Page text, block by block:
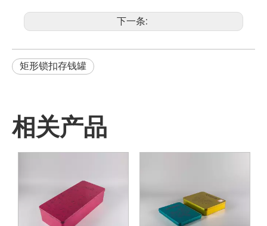
下一条:
矩形锁扣存钱罐
相关产品